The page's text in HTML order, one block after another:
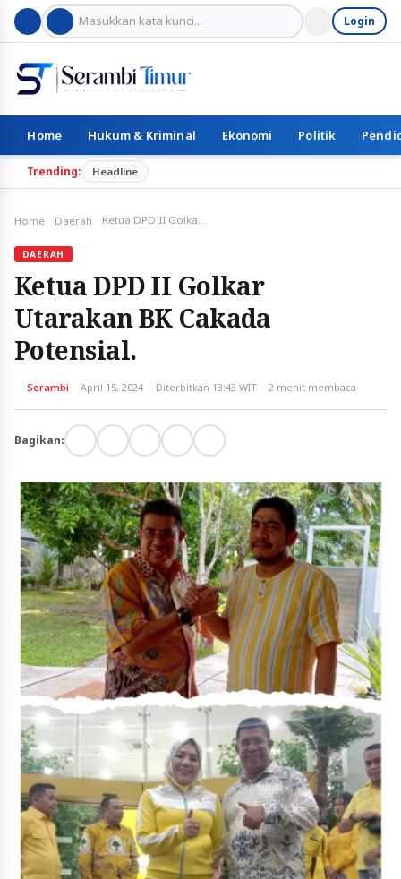
Login
Home Hukum & Kriminal Ekonomi Politik
Trending: Headline
Home Daerah Ketua DPD II Golkar Utarakan BK Cakada Potensial.
DAERAH
Ketua DPD II Golkar
Utarakan BK Cakada
Potensial.
Serambi April 15, 2024 Diterbitkan 13:43 WIT 2 menit membaca
Bagikan: